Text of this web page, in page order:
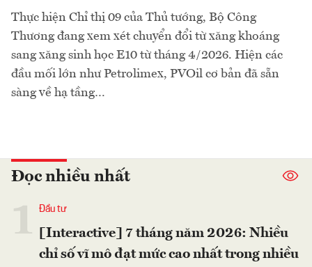
Thực hiện Chỉ thị 09 của Thủ tướng, Bộ Công
Thương đang xem xét chuyển đổi từ xăng khoáng
sang xăng sinh học E10 từ tháng 4/2026. Hiện các
đầu mối lớn như Petrolimex, PVOil cơ bản đã sẵn
sàng về hạ tầng…
Đọc nhiều nhất
Đầu tư
[Interactive] 7 tháng năm 2026: Nhiều
chỉ số vĩ mô đạt mức cao nhất trong nhiều